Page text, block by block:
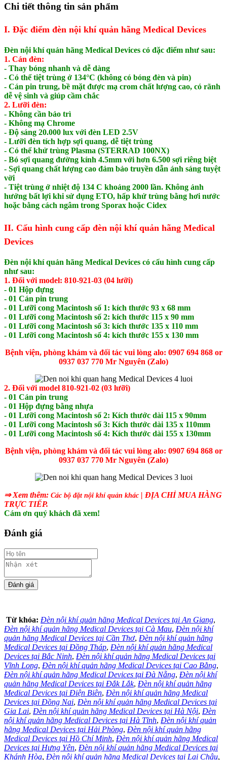
Chi tiết thông tin sản phẩm
I. Đặc điểm đèn nội khí quản hãng Medical Devices
Đèn nội khí quản hãng Medical Devices có đặc điểm như sau:
1. Cán đèn:
- Thay bóng nhanh và dễ dàng
- Có thể tiệt trùng ở 134°C (không có bóng đèn và pin)
- Cán pin trung, bề mặt được mạ crom chất lượng cao, có rãnh
dễ vệ sinh và giúp cầm chắc
2. Lưỡi đèn:
- Không cần bảo trì
- Không mạ Chrome
- Độ sáng 20.000 lux với đèn LED 2.5V
- Lưỡi đèn tích hợp sợi quang, dễ tiệt trùng
​- Có thể khử trùng Plasma (STERRAD 100NX)
- Bó sợi quang đường kính 4.5mm với hơn 6.500 sợi riêng biệt
- Sợi quang chất lượng cao đảm bảo truyền dẫn ánh sáng tuyệt
vời
- Tiệt trùng ở nhiệt độ 134 C khoảng 2000 lần. Không ảnh
hưởng bất lợi khi sử dụng ETO, hấp khử trùng bằng hơi nước
hoặc bằng cách ngâm trong Sporax hoặc Cidex
II. Cấu hình cung cấp đèn nội khí quản hãng Medical
Devices
Đèn nội khí quản hãng Medical Devices có cấu hình cung cấp
như sau:
1. Đối với model: 810-921-03 (04 lưỡi)
- 01 ​Hộp đựng
- 01 Cán pin trung
- 01 Lưỡi cong Macintosh số 1: kích thước 93 x 68 mm
- 01 Lưỡi cong Macintosh số 2: kích thước 115 x 90 mm
- 01 Lưỡi cong Macintosh số 3: kích thước 135 x 110 mm
- 01 Lưỡi cong Macintosh số 4: kích thước 155 x 130 mm
Bệnh viện, phòng khám và đối tác vui lòng alo: 0907 694 868 or
0937 037 770 Mr Nguyên (Zalo)
2. Đối với model 810-921-02 (03 lưỡi)
- 01 Cán pin trung
- 01 Hộp đựng bằng nhựa
- 01 Lưỡi cong Macintosh số 2: Kích thước dài 115 x 90mm
- 01 Lưỡi cong Macintosh số 3: Kích thước dài 135 x 110mm
- 01 Lưỡi cong Macintosh số 4: Kích thước dài 155 x 130mm
Bệnh viện, phòng khám và đối tác vui lòng alo: 0907 694 868 or
0937 037 770 Mr Nguyên (Zalo)
⇒ Xem thêm: Các bộ đặt nội khí quản khác | ĐỊA CHỈ MUA HÀNG
TRỰC TIẾP.
Cám ơn quý khách đã xem!
Đánh giá
Từ khóa: Đèn nội khí quản hãng Medical Devices tại An Giang,
Đèn nội khí quản hãng Medical Devices tại Cà Mau, Đèn nội khí
quản hãng Medical Devices tại Cần Thơ, Đèn nội khí quản hãng
Medical Devices tại Đồng Tháp, Đèn nội khí quản hãng Medical
Devices tại Bắc Ninh, Đèn nội khí quản hãng Medical Devices tại
Vĩnh Long, Đèn nội khí quản hãng Medical Devices tại Cao Bằng,
Đèn nội khí quản hãng Medical Devices tại Đà Nẵng, Đèn nội khí
quản hãng Medical Devices tại Đắk Lắk, Đèn nội khí quản hãng
Medical Devices tại Điện Biên, Đèn nội khí quản hãng Medical
Devices tại Đồng Nai, Đèn nội khí quản hãng Medical Devices tại
Gia Lai, Đèn nội khí quản hãng Medical Devices tại Hà Nội, Đèn
nội khí quản hãng Medical Devices tại Hà Tĩnh, Đèn nội khí quản
hãng Medical Devices tại Hải Phòng, Đèn nội khí quản hãng
Medical Devices tại Hồ Chí Minh, Đèn nội khí quản hãng Medical
Devices tại Hưng Yên, Đèn nội khí quản hãng Medical Devices tại
Khánh Hòa, Đèn nội khí quản hãng Medical Devices tại Lai Châu,